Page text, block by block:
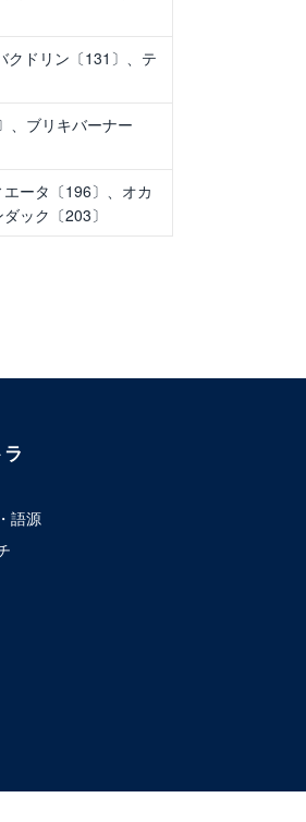
クドリン〔131〕、テ
、ブリキバーナー
ータ〔196〕、オカ
ック〔203〕
語源